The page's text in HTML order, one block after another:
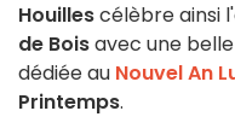
Houillescélèbre ainsi
de Boisavec une
dédiée au Nouvel An
Printemps.